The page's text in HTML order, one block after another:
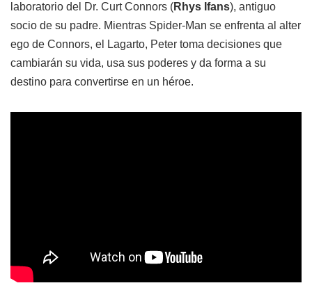
laboratorio del Dr. Curt Connors (Rhys Ifans), antiguo
socio de su padre. Mientras Spider-Man se enfrenta al alter
ego de Connors, el Lagarto, Peter toma decisiones que
cambiarán su vida, usa sus poderes y da forma a su
destino para convertirse en un héroe.